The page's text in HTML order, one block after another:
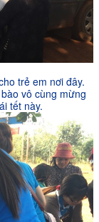
trẻ em nơi đây.
vô cùng mừng
tết này.